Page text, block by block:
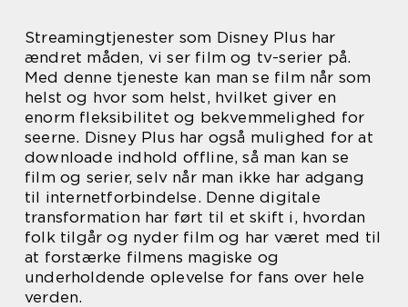
Streamingtjenester som Disney Plus har
ændret måden, vi ser film og tv-serier på.
Med denne tjeneste kan man se film når som
helst og hvor som helst, hvilket giver en
enorm fleksibilitet og bekvemmelighed for
seerne. Disney Plus har også mulighed for at
downloade indhold offline, så man kan se
film og serier, selv når man ikke har adgang
til internetforbindelse. Denne digitale
transformation har ført til et skift i, hvordan
folk tilgår og nyder film og har været med til
at forstærke filmens magiske og
underholdende oplevelse for fans over hele
verden.